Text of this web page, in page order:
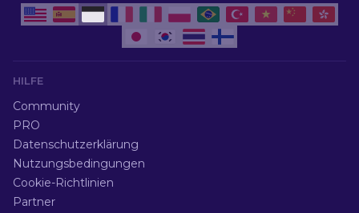
HILFE
Community
PRO
Datenschutzerklärung
Nutzungsbedingungen
Cookie-Richtlinien
Partner